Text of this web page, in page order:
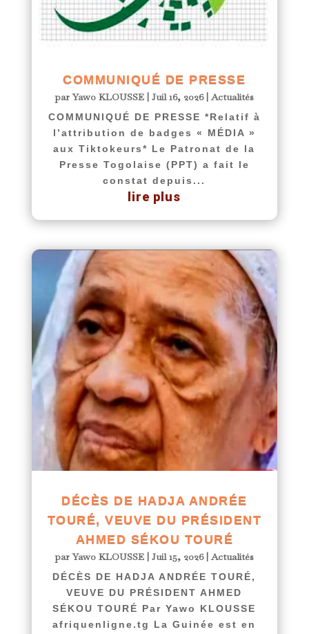
COMMUNIQUÉ DE PRESSE
parYawo KLOUSSE |Juil 16, 2026|Actualités
COMMUNIQUÉ DE PRESSE *Relatif à
l’attribution de badges « MÉDIA »
aux Tiktokeurs* Le Patronat de la
Presse Togolaise (PPT) a fait le
constat depuis...
lire plus
DÉCÈS DE HADJA ANDRÉE
TOURÉ, VEUVE DU PRÉSIDENT
AHMED SÉKOU TOURÉ
parYawo KLOUSSE |Juil 15, 2026|Actualités
DÉCÈS DE HADJA ANDRÉE TOURÉ,
VEUVE DU PRÉSIDENT AHMED
SÉKOU TOURÉ Par Yawo KLOUSSE
afriquenligne.tg La Guinée est en